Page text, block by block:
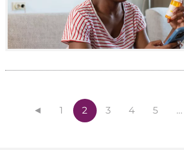
◄ 1 2 3 4 5 …